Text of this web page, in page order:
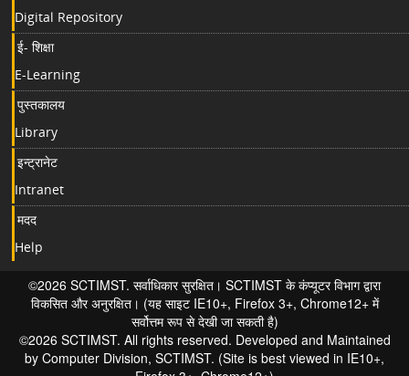
Digital Repository
ई- शिक्षा
E-Learning
पुस्तकालय
Library
इन्ट्रानेट
Intranet
मदद
Help
©2026 SCTIMST. सर्वाधिकार सुरक्षित। SCTIMST के कंप्यूटर विभाग द्वारा
विकसित और अनुरक्षित। (यह साइट IE10+, Firefox 3+, Chrome12+ में
सर्वोत्तम रूप से देखी जा सकती है)
©2026 SCTIMST. All rights reserved. Developed and Maintained
by Computer Division, SCTIMST. (Site is best viewed in IE10+,